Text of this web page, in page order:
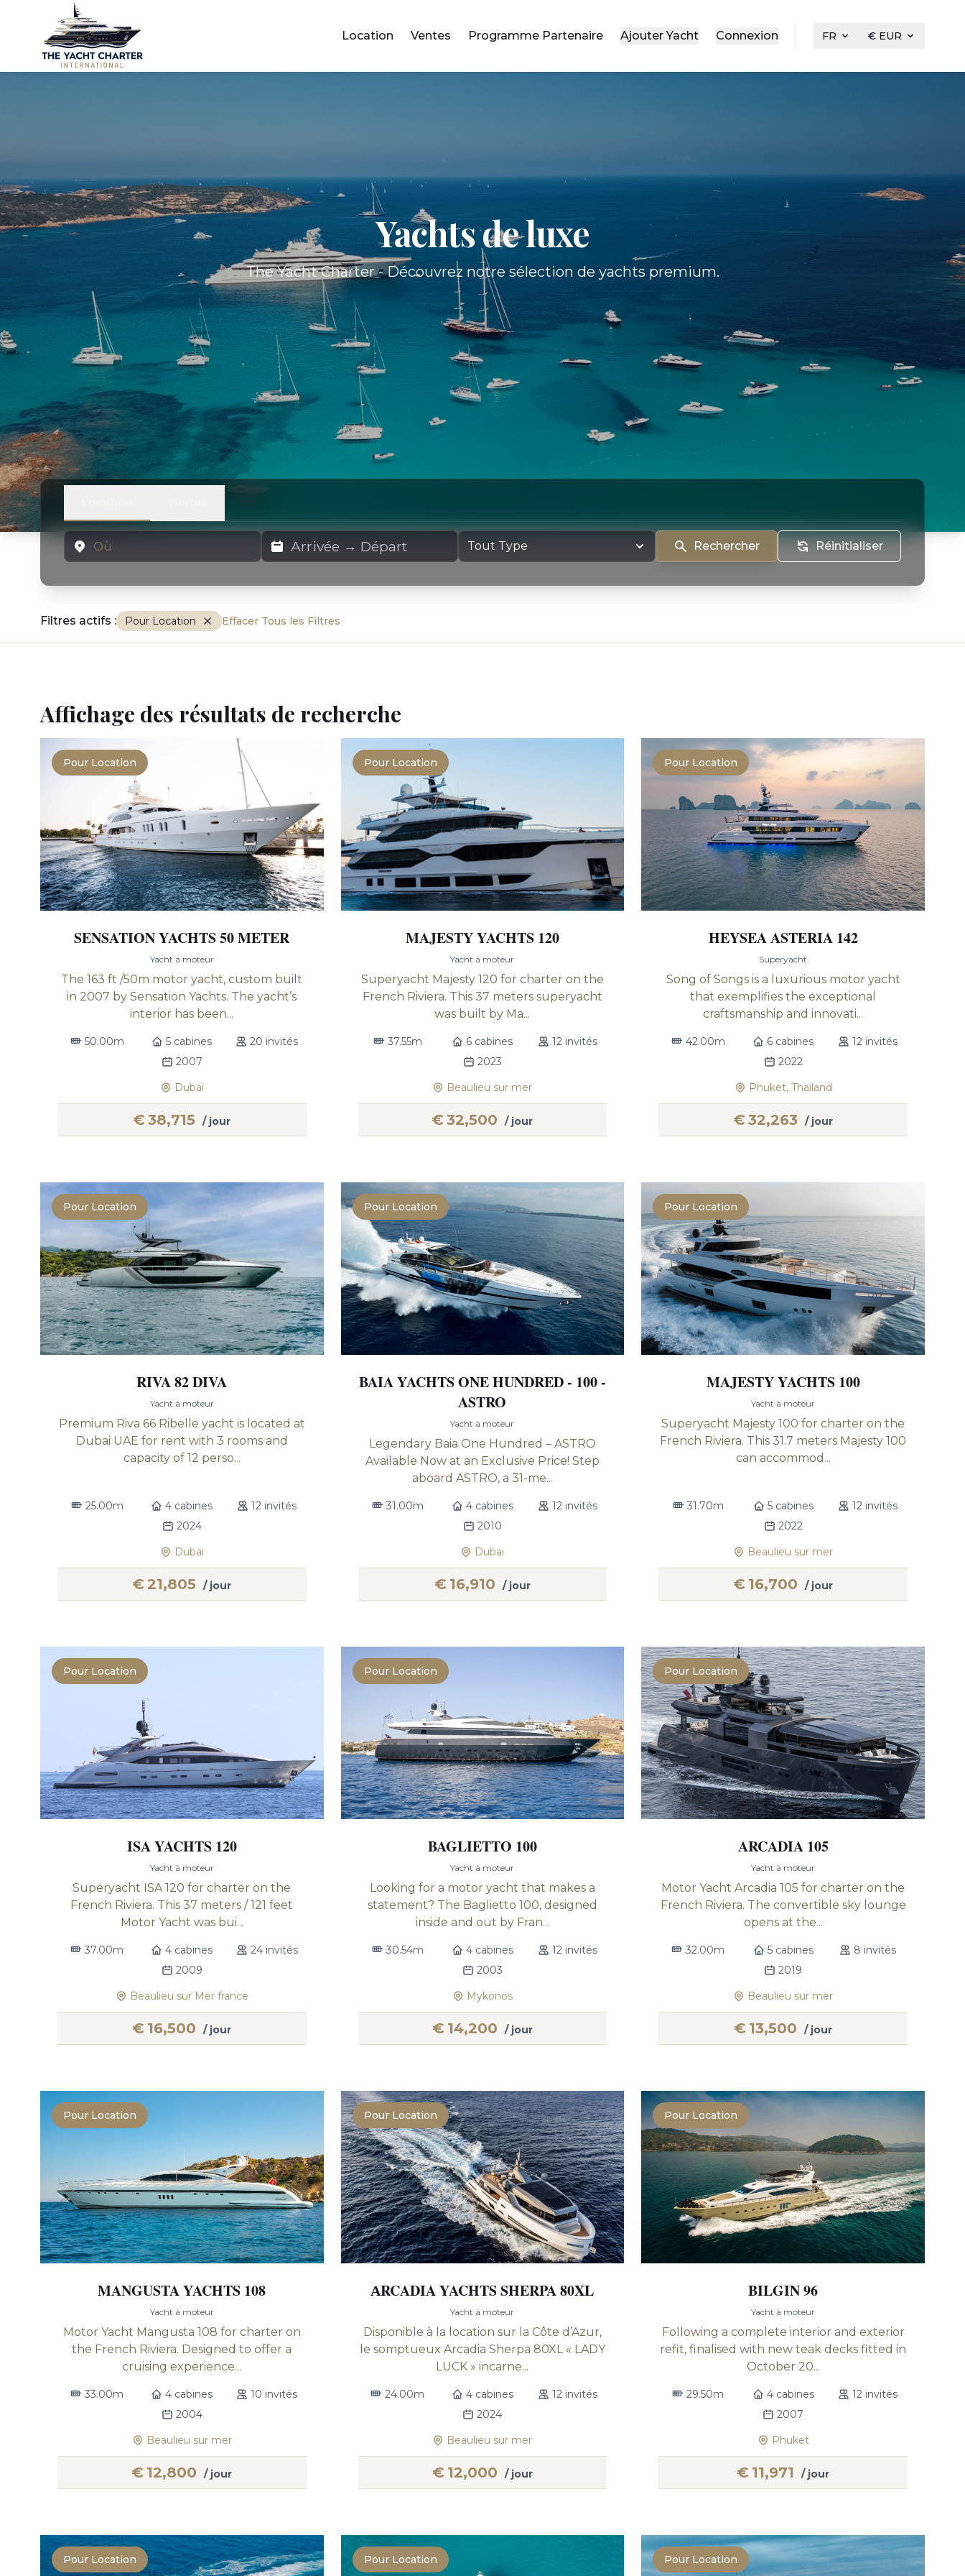
Location Ventes Programme Partenaire Ajouter Yacht Connexion FR € EUR
Yachts de luxe
The Yacht Charter - Découvrez notre sélection de yachts premium.
Emplacement Dates de location Type de yacht
Rechercher Réinitialiser
Filtres actifs : Pour Location Effacer Tous les Filtres
Affichage des résultats de recherche
Pour Location
SENSATION YACHTS 50 METER
Yacht à moteur
The 163 ft /50m motor yacht, custom built
in 2007 by Sensation Yachts. The yacht’s
interior has been...
50.00m 5 cabines
20 invités
2007
Dubai
€38,715 / jour
Pour Location
MAJESTY YACHTS 120
Yacht à moteur
Superyacht Majesty 120 for charter on the
French Riviera. This 37 meters superyacht
was built by Ma...
37.55m 6 cabines
12 invités
2023
Beaulieu sur mer
€32,500 / jour
Pour Location
HEYSEA ASTERIA 142
Superyacht
Song of Songs is a luxurious motor yacht
that exemplifies the exceptional
craftsmanship and innovati...
42.00m 6 cabines
12 invités
2022
Phuket, Thailand
€32,263 / jour
Pour Location
RIVA 82 DIVA
Yacht à moteur
Premium Riva 66 Ribelle yacht is located at
Dubai UAE for rent with 3 rooms and
capacity of 12 perso...
25.00m 4 cabines
12 invités
2024
Dubai
€21,805 / jour
Pour Location
BAIA YACHTS ONE HUNDRED - 100 -
ASTRO
Yacht à moteur
Legendary Baia One Hundred – ASTRO
Available Now at an Exclusive Price! Step
aboard ASTRO, a 31-me...
31.00m 4 cabines
12 invités
2010
Dubai
€ 16,910 / jour
Pour Location
MAJESTY YACHTS 100
Yacht à moteur
Superyacht Majesty 100 for charter on the
French Riviera. This 31.7 meters Majesty 100
can accommod...
31.70m 5 cabines
12 invités
2022
Beaulieu sur mer
€ 16,700 / jour
Pour Location
ISA YACHTS 120
Yacht à moteur
Superyacht ISA 120 for charter on the
French Riviera. This 37 meters / 121 feet
Motor Yacht was bui...
37.00m 4 cabines
24 invités
2009
Beaulieu sur Mer france
€ 16,500 / jour
Pour Location
BAGLIETTO 100
Yacht à moteur
Looking for a motor yacht that makes a
statement? The Baglietto 100, designed
inside and out by Fran...
30.54m 4 cabines
12 invités
2003
Mykonos
€ 14,200 / jour
Pour Location
ARCADIA 105
Yacht à moteur
Motor Yacht Arcadia 105 for charter on the
French Riviera. The convertible sky lounge
opens at the...
32.00m 5 cabines
8 invités
2019
Beaulieu sur mer
€ 13,500 / jour
Pour Location
MANGUSTA YACHTS 108
Yacht à moteur
Motor Yacht Mangusta 108 for charter on
the French Riviera. Designed to offer a
cruising experience...
33.00m 4 cabines
10 invités
2004
Beaulieu sur mer
€ 12,800 / jour
Pour Location
АRCADIA YACHTS SHERPA 80XL
Yacht à moteur
Disponible à la location sur la Côte d’Azur,
le somptueux Arcadia Sherpa 80XL « LADY
LUCK » incarne...
24.00m 4 cabines
12 invités
2024
Beaulieu sur mer
€ 12,000 / jour
Pour Location
BILGIN 96
Yacht à moteur
Following a complete interior and exterior
refit, finalised with new teak decks fitted in
October 20...
29.50m 4 cabines
12 invités
2007
Phuket
€ 11,971 / jour
Pour Location Pour Location Pour Location